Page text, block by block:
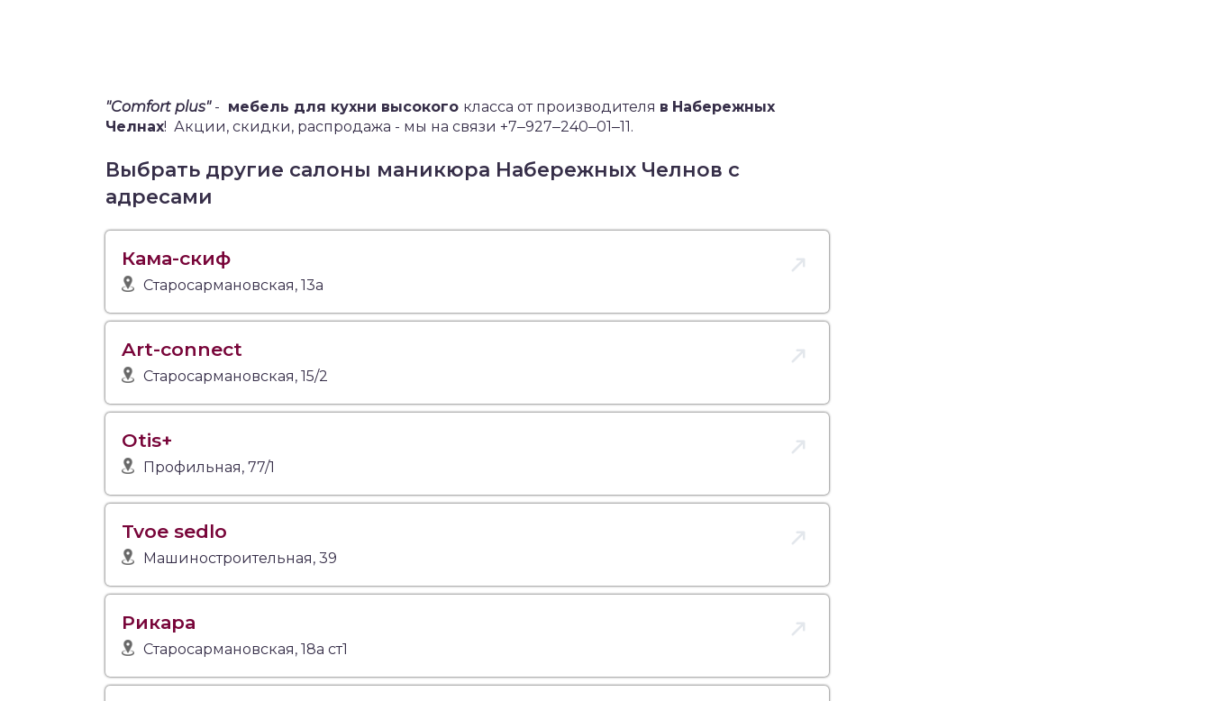
"Comfort plus"- мебель для кухни высокого класса от производителя в Набережных
Челнах! Акции, скидки, распродажа - мы на связи +7‒927‒240‒01‒11.
Выбрать другие салоны маникюра Набережных Челнов с
адресами
Кама-скиф
Старосармановская, 13а
Art-connect
Старосармановская, 15/2
Otis+
Профильная, 77/1
Tvoe sedlo
Машиностроительная, 39
Рикара
Старосармановская, 18а ст1